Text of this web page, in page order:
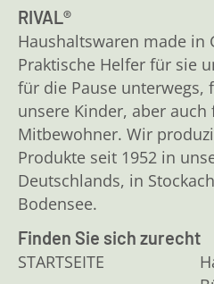
RIVAL®
Haushaltswaren made in
Praktische Helfer für sie
für die Pause unterwegs,
unsere Kinder, aber
Mitbewohner. Wir
Produkte seit 1952 in
Deutschlands, in
Bodensee.
Finden Sie sich zurecht
STARTSEITE